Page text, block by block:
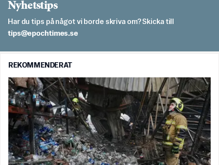
Nyhetstips
Har du tips på något vi borde skriva om? Skicka till
es.semithcope@spit
REKOMMENDERAT